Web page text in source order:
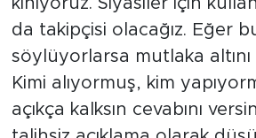
da takipçisi olacağız. Eğer
söylüyorlarsa mutlaka
Kimi alıyormuş, kim
açıkça kalksın cevabını